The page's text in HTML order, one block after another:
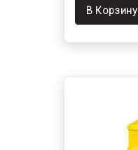
В Корзину